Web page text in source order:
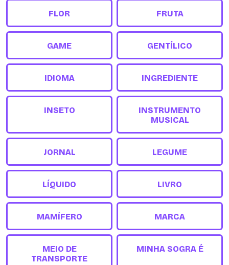
FLOR FRUTA
GAME GENTÍLICO
IDIOMA INGREDIENTE
INSETO
INSTRUMENTO
MUSICAL
JORNAL LEGUME
LÍQUIDO LIVRO
MAMÍFERO MARCA
MEIO DE
TRANSPORTE
MINHA SOGRA É